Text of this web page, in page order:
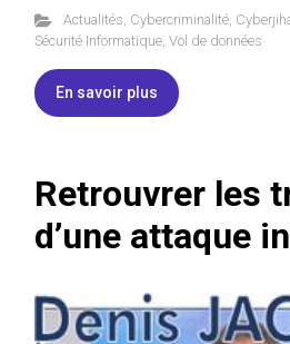
Actualités, Cybercriminalité,
Sécurité Informatique, Vol de données
En savoir plus
Retrouvrer les
d’une attaque